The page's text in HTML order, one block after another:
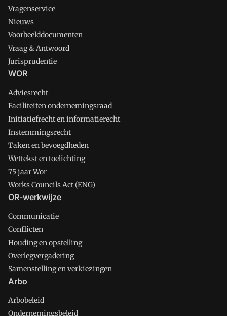
Vragenservice
Nieuws
Voorbeelddocumenten
Vraag & Antwoord
Jurisprudentie
WOR
Adviesrecht
Faciliteiten ondernemingsraad
Initiatiefrecht en informatierecht
Instemmingsrecht
Taken en bevoegdheden
Wettekst en toelichting
75 jaar Wor
Works Councils Act (ENG)
OR-werkwijze
Communicatie
Conflicten
Houding en opstelling
Overlegvergadering
Samenstelling en verkiezingen
Arbo
Arbobeleid
Ondernemingsbeleid